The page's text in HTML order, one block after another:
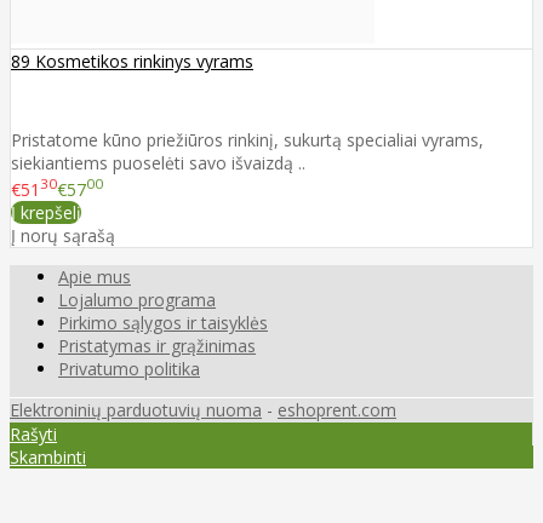
89 Kosmetikos rinkinys vyrams
Pristatome kūno priežiūros rinkinį, sukurtą specialiai vyrams,
siekiantiems puoselėti savo išvaizdą ..
€51 30€5700
Į krepšelį
Į norų sąrašą
Apie mus
Lojalumo programa
Pirkimo sąlygos ir taisyklės
Pristatymas ir grąžinimas
Privatumo politika
Elektroninių parduotuvių nuoma - eshoprent.com
Rašyti
Skambinti